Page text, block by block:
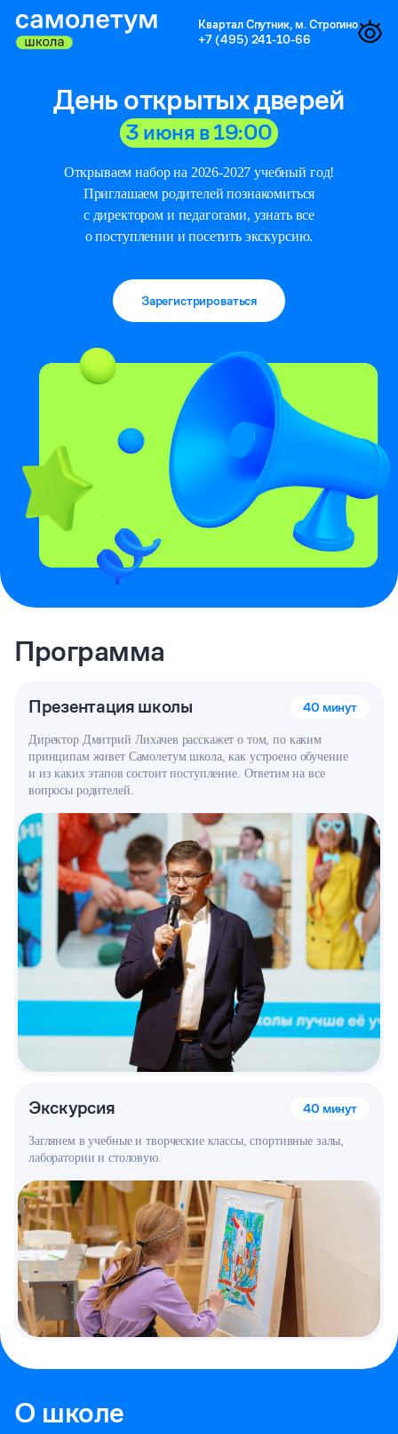
Квартал Спутник, м. Строгино
+7 (495) 241-10-66
День открытых дверей
3 июня в 19:00
Открываем набор на 2026-2027 учебный год!
Приглашаем родителей познакомиться
с директором и педагогами, узнатьвсе
о поступлении и посетить экскурсию.
Зарегистрироваться
Программа
Презентация школы 40 минут
Директор Дмитрий Лихачев расскажет о том, по каким
принципам живет Самолетум школа, как устроено обучение
и из каких этапов состоит поступление. Ответим на все
вопросы родителей.
Экскурсия 40 минут
Заглянем в учебные и творческие классы, спортивные залы,
лаборатории и столовую.
О школе